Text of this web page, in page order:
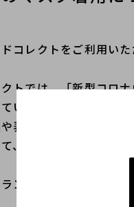
コレクトをご利用いた
トでは、「新型コロ
いただく場合がござい
表情が見えづらい為
、何卒ご理解とご協
ンドコレクトをご愛顧